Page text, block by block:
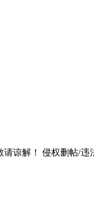
谅解！ 侵权删帖/违